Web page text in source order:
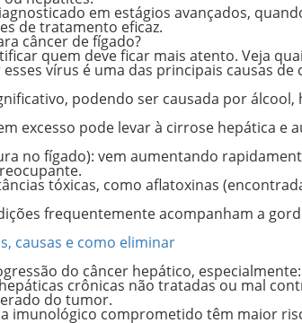
em estágios avançados,
de tratamento eficaz.
câncer de fígado?
quem deve ficar mais atento. Veja
vírus é uma das principais causas de
podendo ser causada por
excesso pode levar à cirrose hepática e
no fígado): vem aumentando
tóxicas, como aflatoxinas
frequentemente acompanham a
causas e como eliminar
do câncer hepático, especialmente:
crônicas não tratadas ou mal
do tumor.
imunológico comprometido têm maior